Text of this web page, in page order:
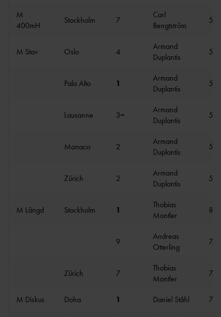
M
400mH
Stockholm 7
Carl
Bengtström
M Stav Oslo 4
Armand
Duplantis
Palo Alto 1
Armand
Duplantis
Lausanne 3=
Armand
Duplantis
Monaco 2
Armand
Duplantis
Zürich 2
Armand
Duplantis
M Längd Stockholm 1
Thobias
Montler
9
Andreas
Otterling
Zürich 7
Thobias
Montler
M Diskus Doha 1 Daniel Ståhl